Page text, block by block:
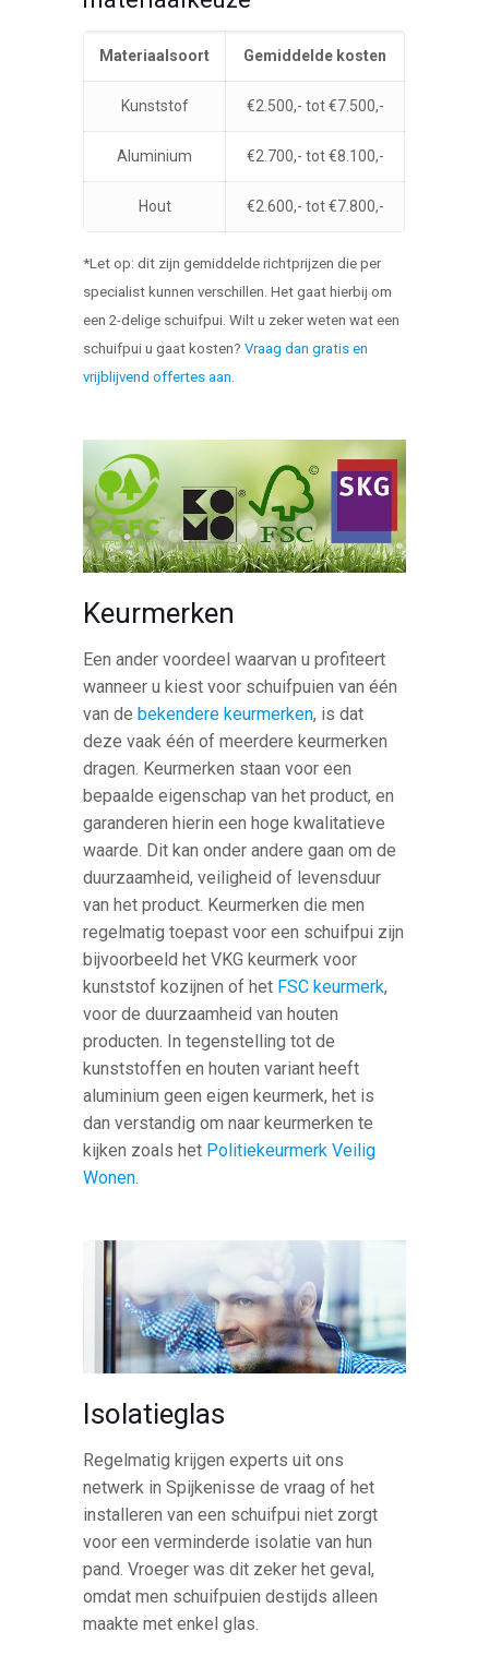
Materiaalsoort Gemiddelde kosten
Kunststof €2.500,- tot €7.500,-
Aluminium €2.700,- tot €8.100,-
Hout €2.600,- tot €7.800,-
*Let op: dit zijn gemiddelde richtprijzen die per
specialist kunnen verschillen. Het gaat hierbij om
een 2-delige schuifpui. Wilt u zeker weten wat een
schuifpui u gaat kosten?Vraag dan gratis en
vrijblijvend offertes aan
Keurmerken
Een ander voordeel waarvan u profiteert
wanneer u kiest voor schuifpuien van één
van debekendere keurmerken, is dat
deze vaak één of meerdere keurmerken
dragen. Keurmerken staan voor een
bepaalde eigenschap van het product, en
garanderen hierin een hoge kwalitatieve
waarde. Dit kan onder andere gaan om de
duurzaamheid, veiligheid of levensduur
van het product. Keurmerken die men
regelmatig toepast voor een schuifpui zijn
bijvoorbeeld het VKG keurmerk voor
kunststof kozijnen of het FSC keurmerk,
voor de duurzaamheid van houten
producten. In tegenstelling tot de
kunststoffen en houten variant heeft
aluminium geen eigen keurmerk, het is
dan verstandig om naar keurmerken te
kijken zoals het Politiekeurmerk Veilig
Wonen.
Isolatieglas
Regelmatig krijgen experts uit ons
netwerk in Spijkenisse de vraag of het
installeren van een schuifpui niet zorgt
voor een verminderde isolatie van hun
pand. Vroeger was dit zeker het geval,
omdat men schuifpuien destijds alleen
maakte met enkel glas.